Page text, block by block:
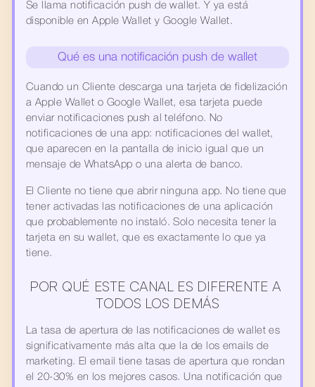
Se llama notificación push de wallet. Y ya está
disponible en Apple Wallet y Google Wallet.
Qué es una notificación push de wallet
Cuando un Cliente descarga una tarjeta de fidelización
a Apple Wallet o Google Wallet, esa tarjeta puede
enviar notificaciones push al teléfono. No
notificaciones de una app: notificaciones del wallet,
que aparecen en la pantalla de inicio igual que un
mensaje de WhatsApp o una alerta de banco.
El Cliente no tiene que abrir ninguna app. No tiene que
tener activadas las notificaciones de una aplicación
que probablemente no instaló. Solo necesita tener la
tarjeta en su wallet, que es exactamente lo que ya
tiene.
POR QUÉ ESTE CANAL ES DIFERENTE A
TODOS LOS DEMÁS
La tasa de apertura de las notificaciones de wallet es
significativamente más alta que la de los emails de
marketing. El email tiene tasas de apertura que rondan
el 20-30% en los mejores casos. Una notificación que